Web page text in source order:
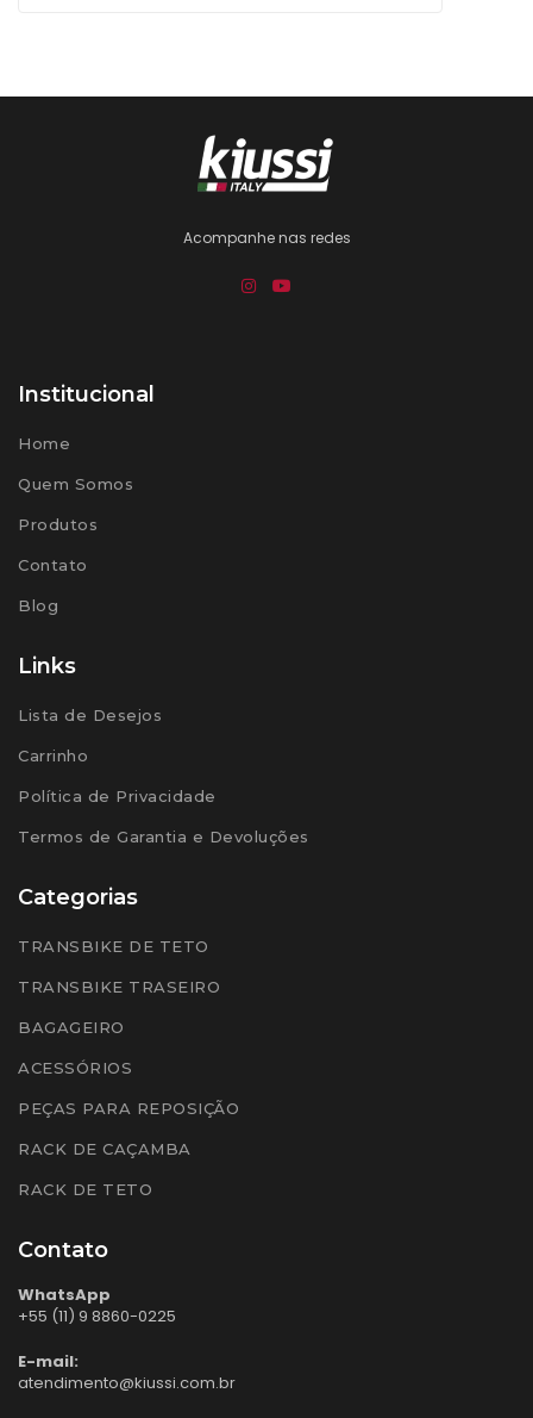
Acompanhe nas redes
Institucional
Home
Quem Somos
Produtos
Contato
Blog
Links
Lista de Desejos
Carrinho
Política de Privacidade
Termos de Garantia e Devoluções
Categorias
TRANSBIKE DE TETO
TRANSBIKE TRASEIRO
BAGAGEIRO
ACESSÓRIOS
PEÇAS PARA REPOSIÇÃO
RACK DE CAÇAMBA
RACK DE TETO
Contato
WhatsApp
+55 (11) 9 8860-0225
E-mail:
atendimento@kiussi.com.br